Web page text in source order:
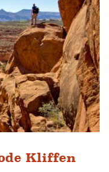
Kliffen